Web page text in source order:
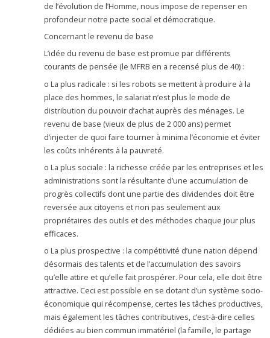
de l’évolution de l’Homme, nous impose de repenser en
profondeur notre pacte social et démocratique.
Concernant le revenu de base
L’idée du revenu de base est promue par différents
courants de pensée (le MFRB en a recensé plus de 40) :
o La plus radicale : si les robots se mettent à produire à la
place des hommes, le salariat n’est plus le mode de
distribution du pouvoir d’achat auprès des ménages. Le
revenu de base (vieux de plus de 2 000 ans) permet
d’injecter de quoi faire tourner à minima l’économie et éviter
les coûts inhérents à la pauvreté.
o La plus sociale : la richesse créée par les entreprises et les
administrations sont la résultante d’une accumulation de
progrès collectifs dont une partie des dividendes doit être
reversée aux citoyens et non pas seulement aux
propriétaires des outils et des méthodes chaque jour plus
efficaces.
o La plus prospective : la compétitivité d’une nation dépend
désormais des talents et de l’accumulation des savoirs
qu’elle attire et qu’elle fait prospérer. Pour cela, elle doit être
attractive. Ceci est possible en se dotant d’un système socio-
économique qui récompense, certes les tâches productives,
mais également les tâches contributives, c’est-à-dire celles
dédiées au bien commun immatériel (la famille, le partage